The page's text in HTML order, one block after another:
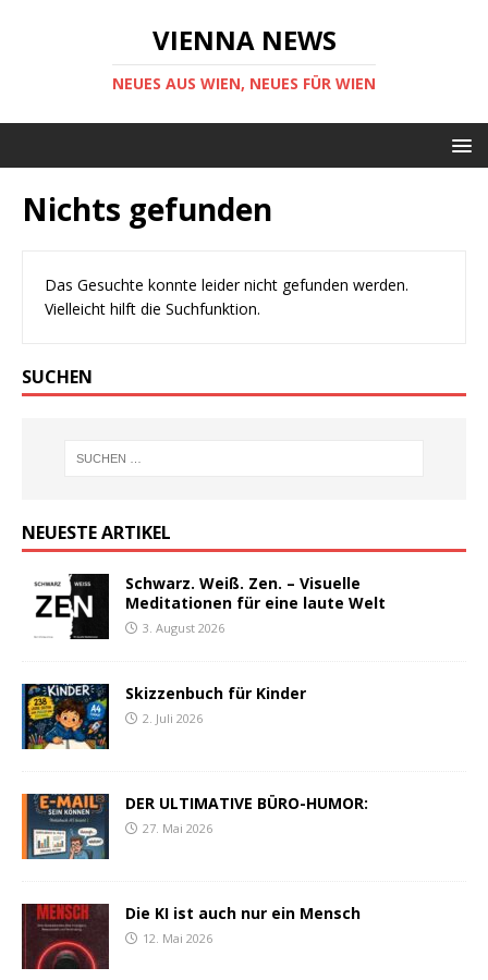
VIENNA NEWS
NEUES AUS WIEN, NEUES FÜR WIEN
Nichts gefunden
Das Gesuchte konnte leider nicht gefunden werden.
Vielleicht hilft die Suchfunktion.
SUCHEN
NEUESTE ARTIKEL
Schwarz. Weiß. Zen. – Visuelle
Meditationen für eine laute Welt
3. August 2026
Skizzenbuch für Kinder
2. Juli 2026
DER ULTIMATIVE BÜRO-HUMOR:
27. Mai 2026
Die KI ist auch nur ein Mensch
12. Mai 2026